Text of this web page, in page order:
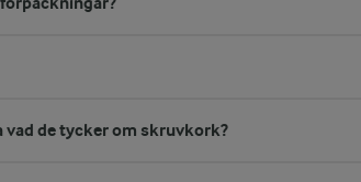
de tycker om skruvkork?